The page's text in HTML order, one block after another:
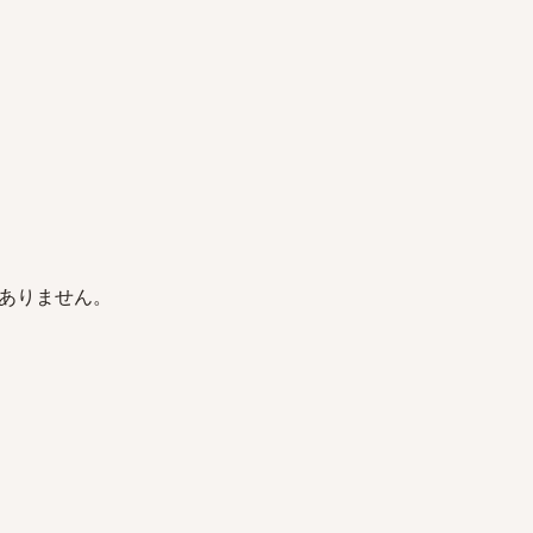
ません。